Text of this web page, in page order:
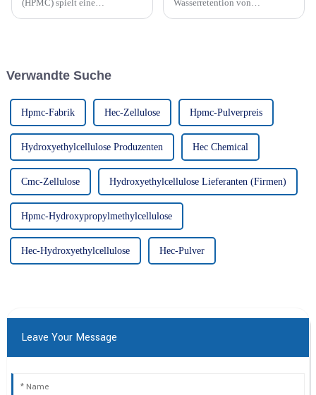
(HPMC) spielt eine
Rollen von HPMC in ...
Wasserretention von
Verwandte Suche
Hpmc-Fabrik Hec-Zellulose Hpmc-Pulverpreis
Hydroxyethylcellulose Produzenten Hec Chemical
Cmc-Zellulose Hydroxyethylcellulose Lieferanten (Firmen)
Hpmc-Hydroxypropylmethylcellulose
Hec-Hydroxyethylcellulose Hec-Pulver
Leave Your Message